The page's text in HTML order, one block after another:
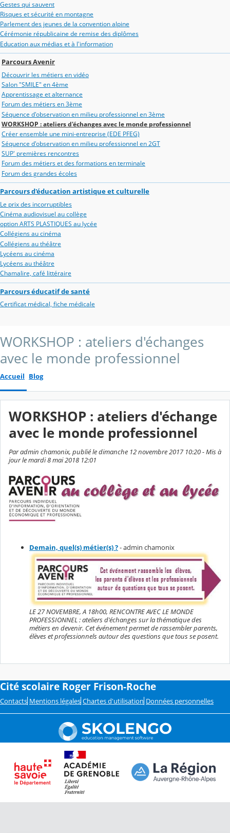
Gestes qui sauvent
Risques et sécurité en montagne
Parlement des jeunes de la convention alpine
Cérémonie républicaine de remise des diplômes
Education aux médias et à l'information
Parcours Avenir
Découvrir les métiers en vidéo
Salon "SMILE" en 4ème
Apprentissage et alternance
Forum des métiers en 3ème
Séquence d'observation en milieu professionnel en 3ème
WORKSHOP : ateliers d'échanges avec le monde professionnel
Créer ensemble une mini-entreprise (EDE PFEG)
Séquence d'observation en milieu professionnel en 2GT
SUP' premières rencontres
Forum des métiers et des formations en terminale
Forum des grandes écoles
Parcours d'éducation artistique et culturelle
Le prix des incorruptibles
Cinéma audiovisuel au collège
option ARTS PLASTIQUES au lycée
Collégiens au cinéma
Collégiens au théâtre
Lycéens au cinéma
Lycéens au théâtre
Chamalire, café littéraire
Parcours éducatif de santé
Certificat médical, fiche médicale
WORKSHOP : ateliers d'échanges
avec le monde professionnel
Accueil Blog
WORKSHOP : ateliers d'échange
avec le monde professionnel
Par admin chamonix, publié le dimanche 12 novembre 2017 10:20 - Mis à
jour le mardi 8 mai 2018 12:01
Demain, quel(s) métier(s) ?- admin chamonix
LE 27 NOVEMBRE, A 18h00, RENCONTRE AVEC LE MONDE
PROFESSIONNEL : ateliers d'échanges sur la thématique des
métiers en devenir. Cet événement permet de rassembler parents,
élèves et professionnels autour des questions que tous se posent.
Cité scolaire Roger Frison-Roche
Contacts Mentions légales Chartes d'utilisation Données personnelles